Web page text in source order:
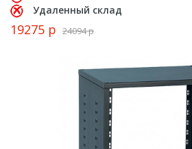
Удаленный склад
19275 р 24094 р